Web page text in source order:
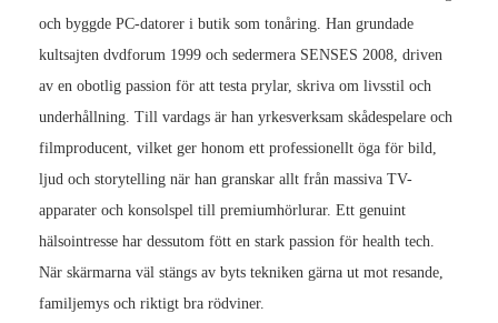
och byggde PC-datorer i butik som tonåring. Han grundade
kultsajten dvdforum 1999 och sedermera SENSES 2008, driven
av en obotlig passion för att testa prylar, skriva om livsstil och
underhållning. Till vardags är han yrkesverksam skådespelare och
filmproducent, vilket ger honom ett professionellt öga för bild,
ljud och storytelling när han granskar allt från massiva TV-
apparater och konsolspel till premiumhörlurar. Ett genuint
hälsointresse har dessutom fött en stark passion för health tech.
När skärmarna väl stängs av byts tekniken gärna ut mot resande,
familjemys och riktigt bra rödviner.